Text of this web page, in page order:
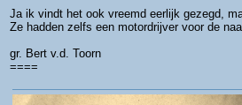
Ja ik vindt het ook vreemd eerlijk gezegd,
Ze hadden zelfs een motordrijver voor de
gr. Bert v.d. Toorn
====